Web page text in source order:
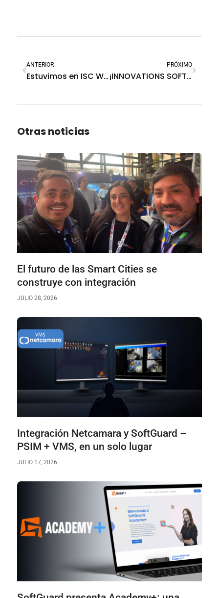
ANTERIOR
Estuvimos en ISC WEST presentando la integración con Everspring
PRÓXIMO
¡INNOVATIONS SOFTGUARD TOUR MÉXICO!
Otras noticias
El futuro de las Smart Cities se
construye con integración
JULIO 28, 2026
Integración Netcamara y SoftGuard –
PSIM + VMS, en un solo lugar
JULIO 17, 2026